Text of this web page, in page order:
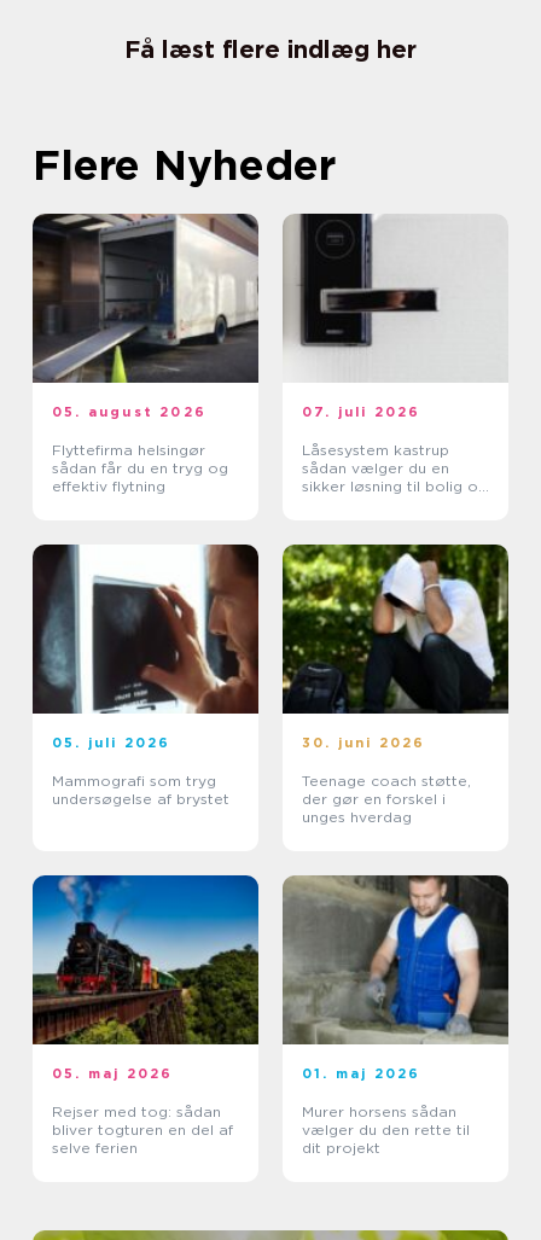
Få læst flere indlæg her
Flere Nyheder
05. august 2026
Flyttefirma helsingør
sådan får du en tryg og
effektiv flytning
07. juli 2026
Låsesystem kastrup
sådan vælger du en
sikker løsning til bolig og
05. juli 2026
Mammografi som tryg
undersøgelse af brystet
30. juni 2026
Teenage coach støtte,
der gør en forskel i
unges hverdag
05. maj 2026
Rejser med tog: sådan
bliver togturen en del af
selve ferien
01. maj 2026
Murer horsens sådan
vælger du den rette til
dit projekt